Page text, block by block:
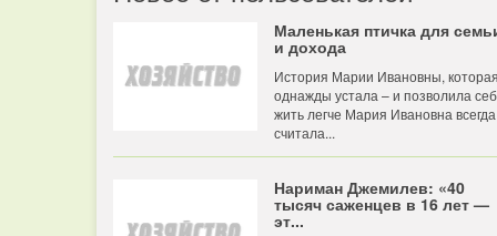
Маленькая птичка для
и дохода
История Марии Ивановны, которая
однажды устала – и позволила
жить легче Мария Ивановна всегда
считала...
Нариман Джемилев: «40
тысяч саженцев в 16 лет —
эт...